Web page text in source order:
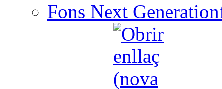
Fons Next Generation